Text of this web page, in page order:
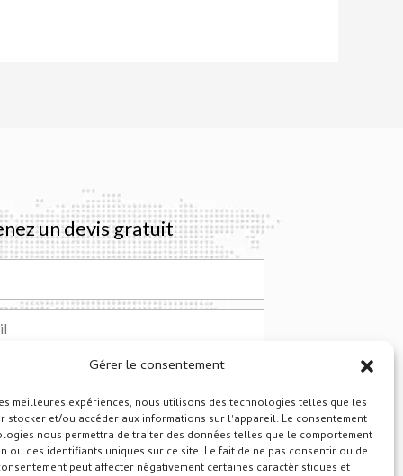
Gérer le consentement
meilleures expériences, nous utilisons des technologies telles que les
stocker et/ou accéder aux informations sur l'appareil. Le consentement
nous permettra de traiter des données telles que le comportement
ou des identifiants uniques sur ce site. Le fait de ne pas consentir ou de
peut affecter négativement certaines caractéristiques et
un devis gratuit
Soumettre